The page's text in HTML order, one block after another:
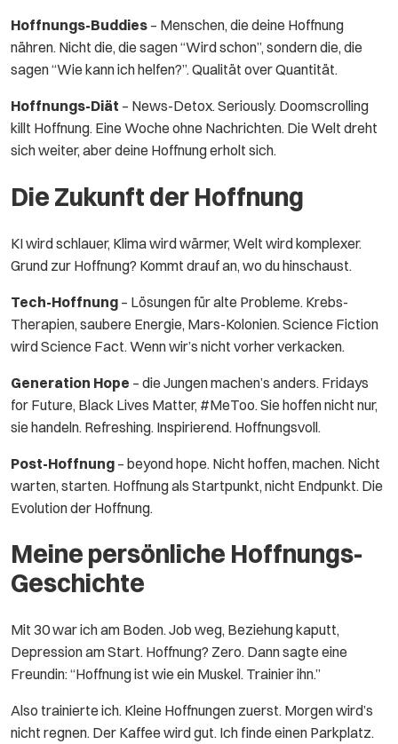
Hoffnungs-Buddies – Menschen, die deine Hoffnung
nähren. Nicht die, die sagen “Wird schon”, sondern die, die
sagen “Wie kann ich helfen?”. Qualität over Quantität.
Hoffnungs-Diät – News-Detox. Seriously. Doomscrolling
killt Hoffnung. Eine Woche ohne Nachrichten. Die Welt dreht
sich weiter, aber deine Hoffnung erholt sich.
Die Zukunft der Hoffnung
KI wird schlauer, Klima wird wärmer, Welt wird komplexer.
Grund zur Hoffnung? Kommt drauf an, wo du hinschaust.
Tech-Hoffnung – Lösungen für alte Probleme. Krebs-
Therapien, saubere Energie, Mars-Kolonien. Science Fiction
wird Science Fact. Wenn wir’s nicht vorher verkacken.
Generation Hope – die Jungen machen’s anders. Fridays
for Future, Black Lives Matter, #MeToo. Sie hoffen nicht nur,
sie handeln. Refreshing. Inspirierend. Hoffnungsvoll.
Post-Hoffnung – beyond hope. Nicht hoffen, machen. Nicht
warten, starten. Hoffnung als Startpunkt, nicht Endpunkt. Die
Evolution der Hoffnung.
Meine persönliche Hoffnungs-
Geschichte
Mit 30 war ich am Boden. Job weg, Beziehung kaputt,
Depression am Start. Hoffnung? Zero. Dann sagte eine
Freundin: “Hoffnung ist wie ein Muskel. Trainier ihn.”
Also trainierte ich. Kleine Hoffnungen zuerst. Morgen wird’s
nicht regnen. Der Kaffee wird gut. Ich finde einen Parkplatz.